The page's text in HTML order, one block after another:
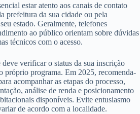
estar atento aos canais de contato
prefeitura da sua cidade ou pela
estado. Geralmente, telefones
ao público orientam sobre dúvidas
técnicos com o acesso.
verificar o status da sua inscrição
próprio programa. Em 2025, recomenda-
acompanhar as etapas do processo,
análise de renda e posicionamento
disponíveis. Evite entusiasmo
de acordo com a localidade.